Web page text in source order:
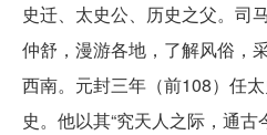
史迁、太史公、历史之父。司
仲舒，漫游各地，了解风俗，
西南。元封三年（前108）任
史。他以其“究天人之际，通古